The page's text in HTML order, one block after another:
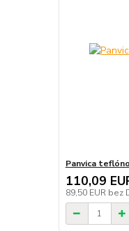
Panvica
110,09
89,50 EUR bez